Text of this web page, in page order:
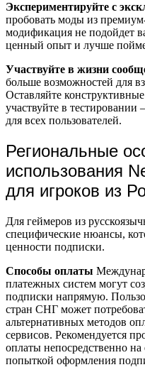
Экспериментируйте с
пробовать моды из
модификация не подойдет
ценный опыт и лучше
Участвуйте в жизни
больше возможностей для
Оставляйте
участвуйте в тестировании
для всех пользователей.
Региональные
использования
для игроков из
Для геймеров из
специфические нюансы,
ценности подписки.
Способы оплаты
платежных систем могут
подписки напрямую.
стран СНГ может
альтернативных методов
сервисов. Рекомендуется
оплаты непосредственно
попыткой оформления